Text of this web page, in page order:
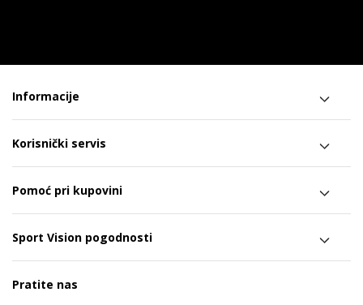
Informacije
Korisnički servis
Pomoć pri kupovini
Sport Vision pogodnosti
Pratite nas